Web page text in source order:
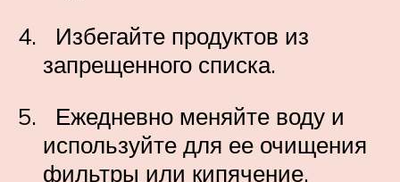
Избегайте продуктов из
запрещенного списка.
Ежедневно меняйте воду и
используйте для ее очищения
фильтры или кипячение.